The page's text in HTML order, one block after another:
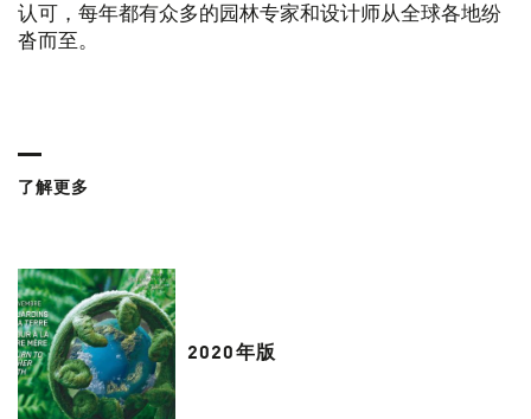
认可，每年都有众多的园林专家和设计师从全球各地纷
沓而至。
了解更多
2020年版